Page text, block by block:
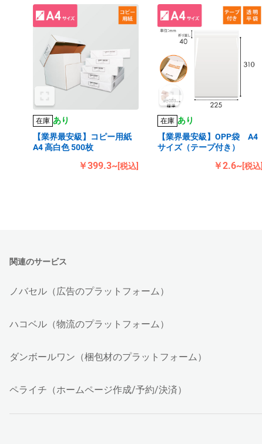
在庫 あり
【業界最安級】コピー用紙
A4 高白色 500枚
￥399.3~[税込]
在庫 あり
【業界最安級】OPP袋 A4
サイズ（テープ付き）
￥2.6~[税込]
関連のサービス
ノバセル（広告のプラットフォーム）
ハコベル（物流のプラットフォーム）
ダンボールワン（梱包材のプラットフォーム）
ペライチ（ホームページ作成/予約/決済）